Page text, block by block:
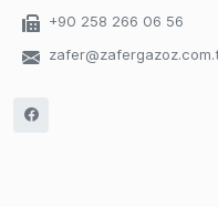
+90 258 266 06 56